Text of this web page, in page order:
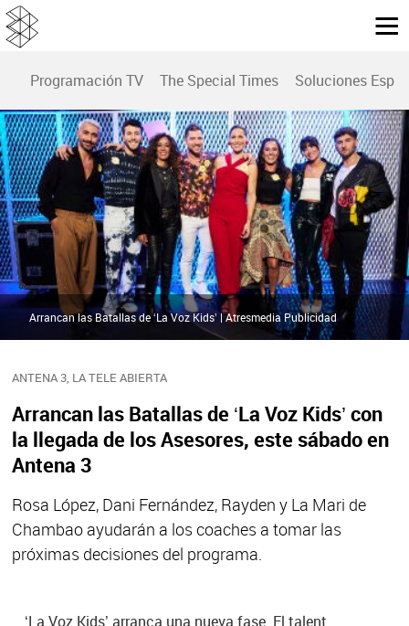
Programación TV The Special Times Soluciones
ANTENA 3, LA TELE ABIERTA
Arrancan las Batallas de ‘La Voz Kids’ con
la llegada de los Asesores, este sábado en
Antena 3
Rosa López, Dani Fernández, Rayden y La Mari de
Chambao ayudarán a los coaches a tomar las
próximas decisiones del programa.
Arrancan las Batallas de ‘La Voz Kids’ | Atresmedia Publicidad
‘La Voz Kids’ arranca una nueva fase. El talent